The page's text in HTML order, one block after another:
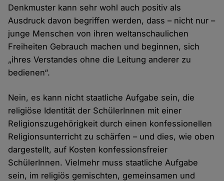
Denkmuster kann sehr wohl auch positiv als
Ausdruck davon begriffen werden, dass – nicht nur –
junge Menschen von ihren weltanschaulichen
Freiheiten Gebrauch machen und beginnen, sich
„ihres Verstandes ohne die Leitung anderer zu
bedienen“.
Nein, es kann nicht staatliche Aufgabe sein, die
religiöse Identität der SchülerInnen mit einer
Religionszugehörigkeit durch einen konfessionellen
Religionsunterricht zu schärfen – und dies, wie oben
dargestellt, auf Kosten konfessionsfreier
SchülerInnen. Vielmehr muss staatliche Aufgabe
sein, im religiös gemischten, gemeinsamen und